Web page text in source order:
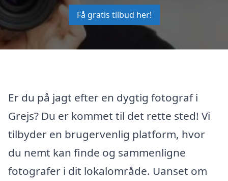
Få gratis tilbud her!
Er du på jagt efter en dygtig fotograf i
Grejs? Du er kommet til det rette sted! Vi
tilbyder en brugervenlig platform, hvor
du nemt kan finde og sammenligne
fotografer i dit lokalområde. Uanset om